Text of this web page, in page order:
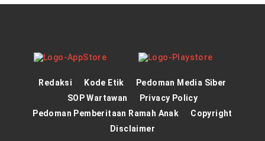
Redaksi Kode Etik
Pedoman Media Siber
SOP Wartawan
Privacy Policy
Pedoman Pemberitaan Ramah Anak
Copyright
Disclaimer